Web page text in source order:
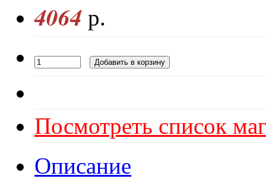
4064 р.
Посмотреть список
Описание